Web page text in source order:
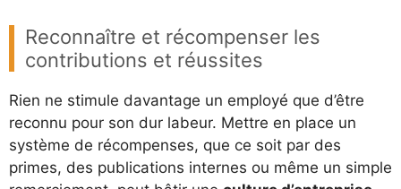
Reconnaître et récompenser les
contributions et réussites
Rien ne stimule davantage un employé que d’être
reconnu pour son dur labeur. Mettre en place un
système de récompenses, que ce soit par des
primes, des publications internes ou même un simple